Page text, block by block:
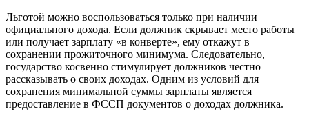
Льготой можно воспользоваться только при наличии
официального дохода. Если должник скрывает место работы
или получает зарплату «в конверте», ему откажут в
сохранении прожиточного минимума. Следовательно,
государство косвенно стимулирует должников честно
рассказывать о своих доходах. Одним из условий для
сохранения минимальной суммы зарплаты является
предоставление в ФССП документов о доходах должника.